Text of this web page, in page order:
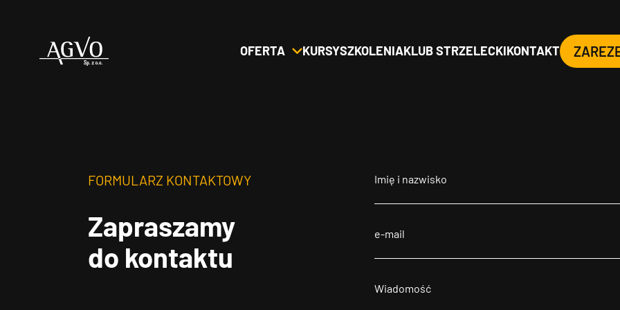
Header
OFERTA KURSYSZKOLENIAKLUB STRZELECKIKONTAKT
FORMULARZ KONTAKTOWY
Zapraszamy
do kontaktu